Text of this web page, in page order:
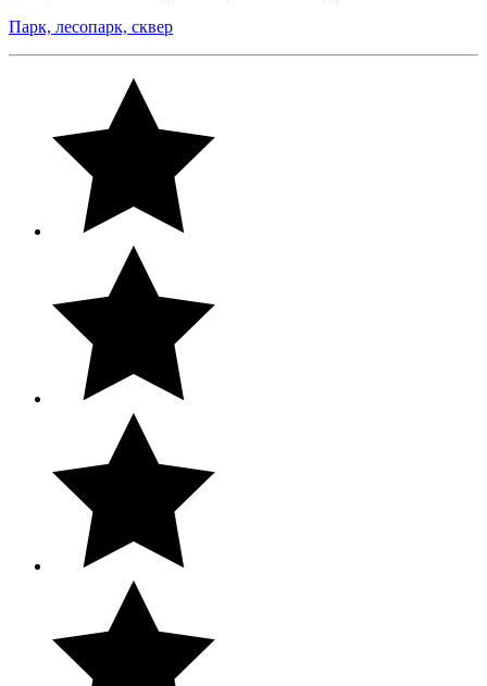
Парк, лесопарк, сквер